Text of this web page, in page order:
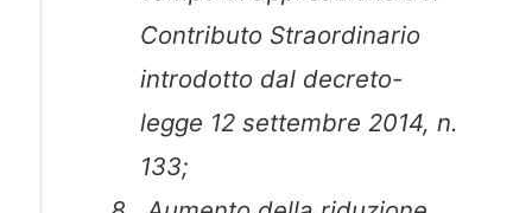
Contributo Straordinario
introdotto dal decreto-
legge 12 settembre 2014, n.
133;